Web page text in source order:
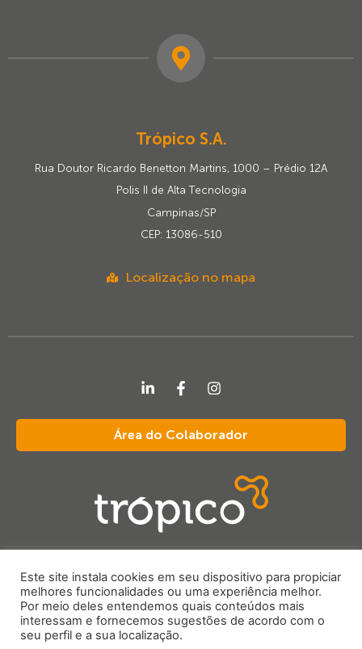
Trópico S.A.
Rua Doutor Ricardo Benetton Martins, 1000 – Prédio 12A
Polis II de Alta Tecnologia
Campinas/SP
CEP: 13086-510
Localização no mapa
Área do Colaborador
tropico@tropiconet.com
Trópico 2022 © Todos os direitos reservados
Este site instala cookies em seu dispositivo para propiciar
melhores funcionalidades ou uma experiência melhor.
Por meio deles entendemos quais conteúdos mais
interessam e fornecemos sugestões de acordo com o
seu perfil e a sua localização.